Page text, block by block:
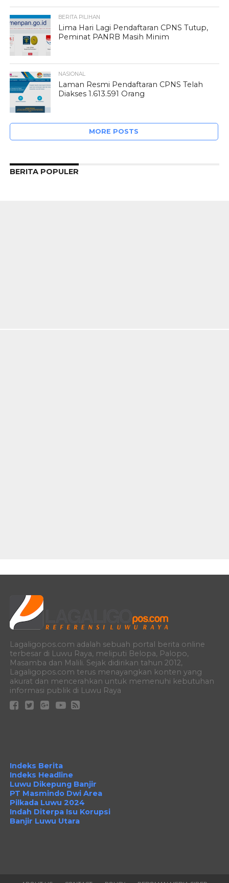
BERITA PILIHAN
Lima Hari Lagi Pendaftaran CPNS Tutup,
Peminat PANRB Masih Minim
NASIONAL
Laman Resmi Pendaftaran CPNS Telah
Diakses 1.613.591 Orang
MORE POSTS
BERITA POPULER
Lagaligopos.com adalah sebuah portal berita online
terbesar di Luwu Raya, meliputi Belopa, Palopo,
Masamba dan Malili. Sejak didirikan tahun 2012,
Lagaligopos.com terus menayangkan konten yang
akurat dan mencerahkan untuk memenuhi kebutuhan
informasi publik di Luwu Raya
Indeks Berita
Indeks Headline
Luwu Dikepung Banjir
PT Masmindo Dwi Area
Pilkada Luwu 2024
Indah Diterpa Isu Korupsi
Banjir Luwu Utara